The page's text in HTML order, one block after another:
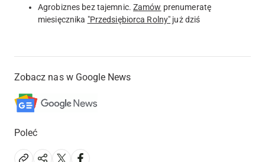
Agrobiznes bez tajemnic. Zamów prenumeratę
miesięcznika "Przedsiębiorca Rolny" już dziś
Zobacz nas w Google News
Poleć